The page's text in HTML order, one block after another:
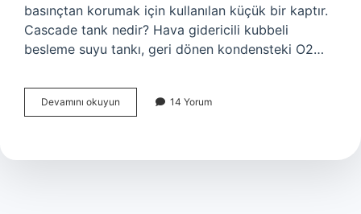
basınçtan korumak için kullanılan küçük bir kaptır.
Cascade tank nedir? Hava gidericili kubbeli
besleme suyu tankı, geri dönen kondensteki O2…
Devamını okuyun Accumulation
Tank
14 Yorum